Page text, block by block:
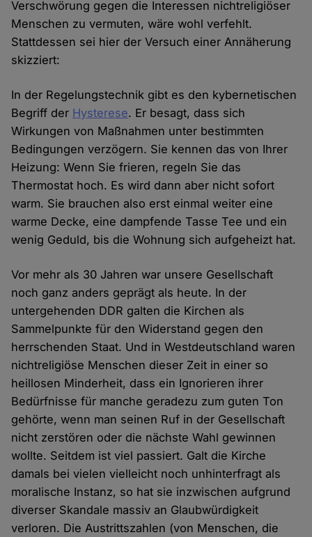
Verschwörung gegen die Interessen nichtreligiöser
Menschen zu vermuten, wäre wohl verfehlt.
Stattdessen sei hier der Versuch einer Annäherung
skizziert:
In der Regelungstechnik gibt es den kybernetischen
Begriff der Hysterese. Er besagt, dass sich
Wirkungen von Maßnahmen unter bestimmten
Bedingungen verzögern. Sie kennen das von Ihrer
Heizung: Wenn Sie frieren, regeln Sie das
Thermostat hoch. Es wird dann aber nicht sofort
warm. Sie brauchen also erst einmal weiter eine
warme Decke, eine dampfende Tasse Tee und ein
wenig Geduld, bis die Wohnung sich aufgeheizt hat.
Vor mehr als 30 Jahren war unsere Gesellschaft
noch ganz anders geprägt als heute. In der
untergehenden DDR galten die Kirchen als
Sammelpunkte für den Widerstand gegen den
herrschenden Staat. Und in Westdeutschland waren
nichtreligiöse Menschen dieser Zeit in einer so
heillosen Minderheit, dass ein Ignorieren ihrer
Bedürfnisse für manche geradezu zum guten Ton
gehörte, wenn man seinen Ruf in der Gesellschaft
nicht zerstören oder die nächste Wahl gewinnen
wollte. Seitdem ist viel passiert. Galt die Kirche
damals bei vielen vielleicht noch unhinterfragt als
moralische Instanz, so hat sie inzwischen aufgrund
diverser Skandale massiv an Glaubwürdigkeit
verloren. Die Austrittszahlen (von Menschen, die